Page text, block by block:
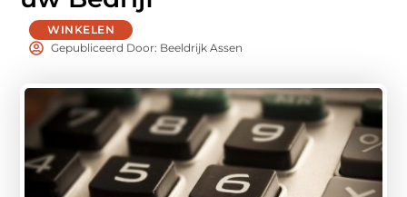
WINKELEN
Gepubliceerd Door: Beeldrijk Assen